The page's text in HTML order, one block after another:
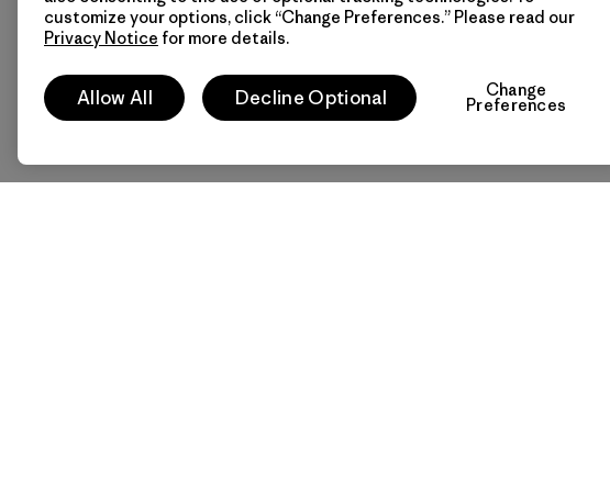
customize your options, click “Change Preferences.” Please read our
Privacy Notice for more details.
Allow All Decline Optional Change
Preferences